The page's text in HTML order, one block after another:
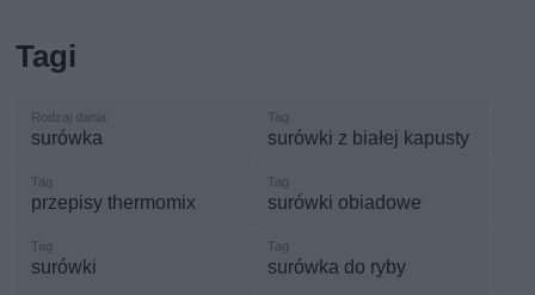
Tagi
surówka surówki z białej kapusty
przepisy thermomix surówki obiadowe
surówki surówka do ryby